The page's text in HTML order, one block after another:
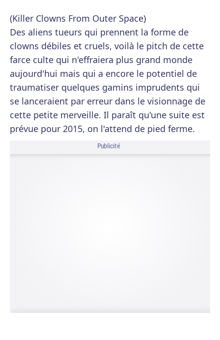
(Killer Clowns From Outer Space)
Des aliens tueurs qui prennent la forme de
clowns débiles et cruels, voilà le pitch de cette
farce culte qui n'effraiera plus grand monde
aujourd'hui mais qui a encore le potentiel de
traumatiser quelques gamins imprudents qui
se lanceraient par erreur dans le visionnage de
cette petite merveille. Il paraît qu'une suite est
prévue pour 2015, on l'attend de pied ferme.
Publicité